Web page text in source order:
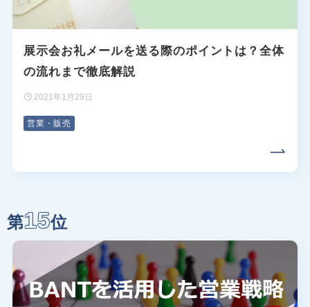
展示会お礼メールを送る際のポイントは？全体
の流れまで徹底解説
2021年1月29日
営業・販売
第15位